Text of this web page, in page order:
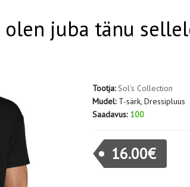
olen juba tänu
Tootja: Sol's Collection
Mudel: T-särk, Dressipluus
Saadavus: 100
16.00€